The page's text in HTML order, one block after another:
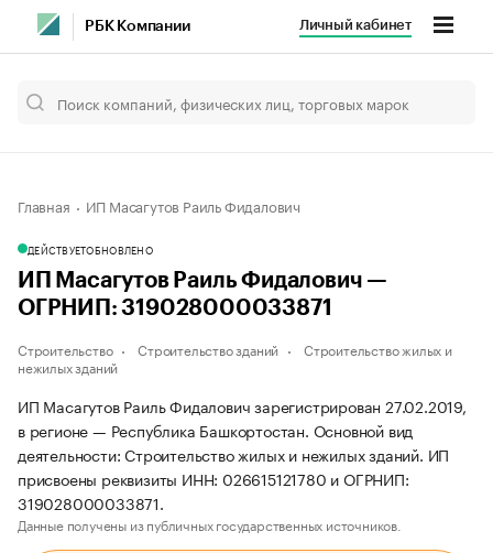
РБК Компании Личный кабинет
Главная ИП Масагутов Раиль Фидалович
ДЕЙСТВУЕТОБНОВЛЕНО
ИП Масагутов Раиль Фидалович —
ОГРНИП: 319028000033871
Строительство Строительство зданий
Строительство жилых и
нежилых зданий
ИП Масагутов Раиль Фидалович зарегистрирован 27.02.2019,
в регионе — Республика Башкортостан. Основной вид
деятельности: Строительство жилых и нежилых зданий. ИП
присвоены реквизиты ИНН: 026615121780 и ОГРНИП:
319028000033871.
Данные получены из публичных государственных источников.